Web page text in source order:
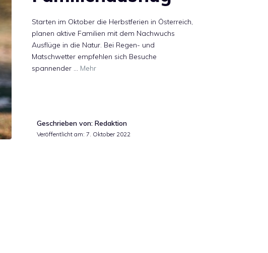
Starten im Oktober die Herbstferien in Österreich,
planen aktive Familien mit dem Nachwuchs
Ausflüge in die Natur. Bei Regen- und
Matschwetter empfehlen sich Besuche
spannender … Mehr
Geschrieben von: Redaktion
Veröffentlicht am:7. Oktober 2022